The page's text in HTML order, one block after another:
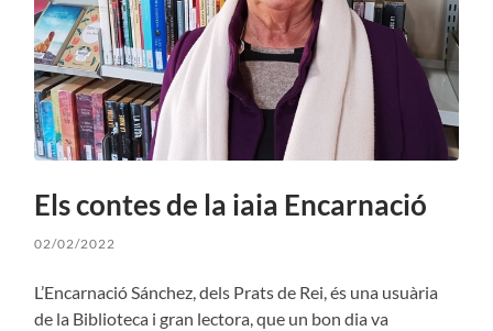
Els contes de la iaia Encarnació
02/02/2022
L’Encarnació Sánchez, dels Prats de Rei, és una usuària
de la Biblioteca i gran lectora, que un bon dia va